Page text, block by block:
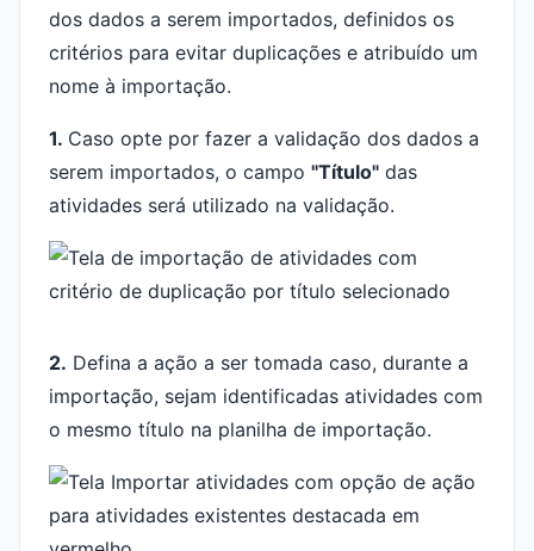
dos dados a serem importados, definidos os
critérios para evitar duplicações e atribuído um
nome à importação.
1. Caso opte por fazer a validação dos dados a
serem importados, o campo "Título" das
atividades será utilizado na validação.
2. Defina a ação a ser tomada caso, durante a
importação, sejam identificadas atividades com
o mesmo título na planilha de importação.